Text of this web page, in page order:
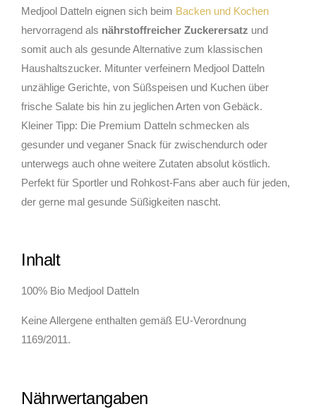
Medjool Datteln eignen sich beim Backen und Kochen
hervorragend als nährstoffreicher Zuckerersatz und
somit auch als gesunde Alternative zum klassischen
Haushaltszucker. Mitunter verfeinern Medjool Datteln
unzählige Gerichte, von Süßspeisen und Kuchen über
frische Salate bis hin zu jeglichen Arten von Gebäck.
Kleiner Tipp: Die Premium Datteln schmecken als
gesunder und veganer Snack für zwischendurch oder
unterwegs auch ohne weitere Zutaten absolut köstlich.
Perfekt für Sportler und Rohkost-Fans aber auch für jeden,
der gerne mal gesunde Süßigkeiten nascht.
Inhalt
100% Bio Medjool Datteln
Keine Allergene enthalten gemäß EU-Verordnung
1169/2011.
Nährwertangaben